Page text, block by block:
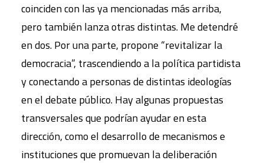
coinciden con las ya mencionadas más arriba,
pero también lanza otras distintas. Me detendré
en dos. Por una parte, propone “revitalizar la
democracia”, trascendiendo a la política partidista
y conectando a personas de distintas ideologías
en el debate público. Hay algunas propuestas
transversales que podrían ayudar en esta
dirección, como el desarrollo de mecanismos e
instituciones que promuevan la deliberación